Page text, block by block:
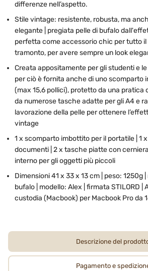
differenze nell’aspetto.
Stile vintage: resistente, robusta, ma
elegante | pregiata pelle di bufalo
perfetta come accessorio chic per tutto il
tramonto, per avere sempre un look
Creata appositamente per gli studenti e
per ciò è fornita anche di uno scomparto
(max 15,6 pollici), protetto da una pratica
da numerose tasche adatte per gli A4 e
lavorazione della pelle per ottenere
vintage
1 x scomparto imbottito per il portatile | 1
documenti | 2 x tasche piatte con
interno per gli oggetti più piccoli
Dimensioni 41 x 33 x 13 cm | peso: 1250g
bufalo | modello: Alex | firmata STILORD
custodia (Macbook) per Macbook Pro da
Descrizione del
Pagamento e